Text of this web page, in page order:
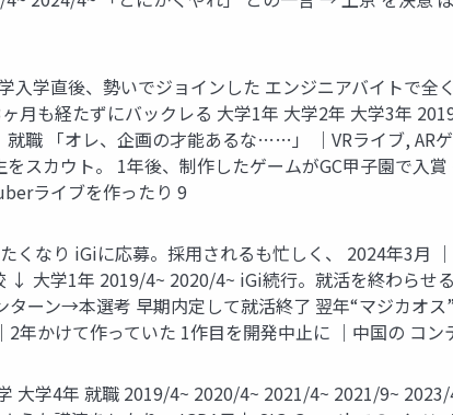
入学直後、勢いでジョインした エンジニアバイトで全
月も経たずにバックレる 大学1年 大学2年 大学3年
職 「オレ、企画の才能あるな……」 ｜VRライブ, AR
スカウト。 1年後、制作したゲームがGC甲子園で入
ライブを作ったり 9
くなり iGiに応募。採用されるも忙しく、 2024年3月
↓ 大学1年 2019/4~ 2020/4~ iGi続行。就活を終わら
ターン→本選考 早期内定して就活終了 翌年“マジカオ
年かけて作っていた 1作目を開発中止に ｜中国の コ
大学4年 就職 2019/4~ 2020/4~ 2021/4~ 2021/9~